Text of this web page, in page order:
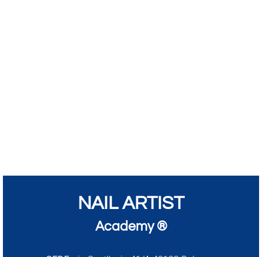
NAIL ARTIST
Academy ®